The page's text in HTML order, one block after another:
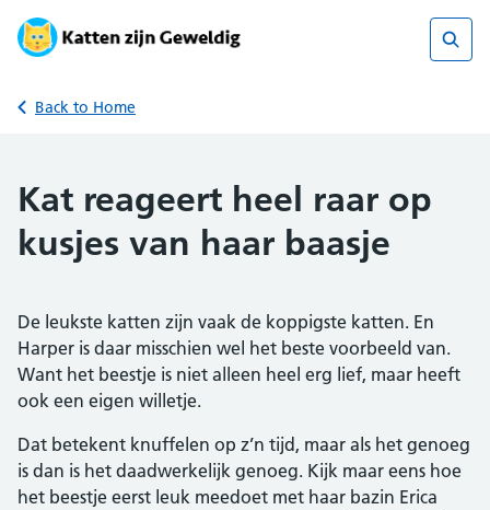
Skip
Back to Home
Kat reageert heel raar op
kusjes van haar baasje
De leukste katten zijn vaak de koppigste katten. En
Harper is daar misschien wel het beste voorbeeld van.
Want het beestje is niet alleen heel erg lief, maar heeft
ook een eigen willetje.
Dat betekent knuffelen op z’n tijd, maar als het genoeg
is dan is het daadwerkelijk genoeg. Kijk maar eens hoe
het beestje eerst leuk meedoet met haar bazin Erica